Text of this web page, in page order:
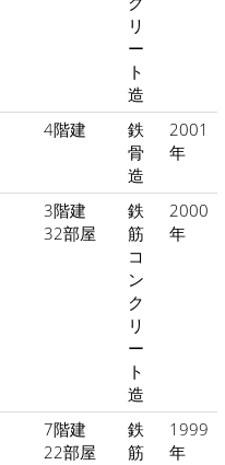
リ
ー
ト
造
4階建
鉄
骨
造
2001
年
3階建
32部屋
鉄
筋
コ
ン
ク
リ
ー
ト
造
2000
年
7階建
22部屋
鉄
筋
1999
年